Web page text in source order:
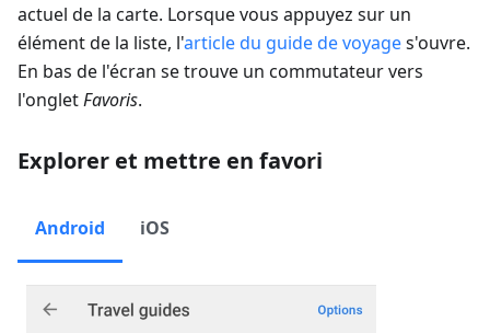
actuel de la carte. Lorsque vous appuyez sur un
élément de la liste, l'article du guide de voyages'ouvre.
En bas de l'écran se trouve un commutateur vers
l'ongletFavoris.
Explorer et mettre en favori
Android iOS